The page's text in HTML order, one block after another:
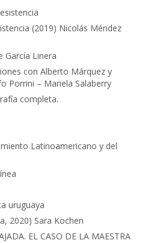
(2019) Nicolás Méndez
García Linera
con Alberto Márquez y
Porrini – Mariela Salaberry
completa.
Latinoamericano y del
uruguaya
2020) Sara Kochen
EL CASO DE LA MAESTRA